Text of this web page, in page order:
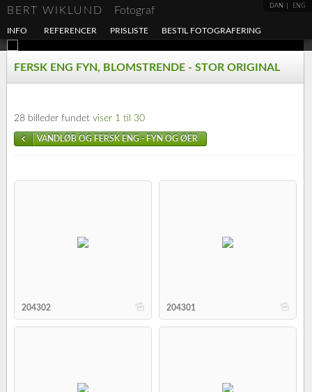
DAN ENG
BERT WIKLUND Fotograf
INFO REFERENCER PRISLISTE BESTIL FOTOGRAFERING
FERSK ENG FYN, BLOMSTRENDE - STOR ORIGINAL
28 billeder fundet viser 1 til 30
VANDLØB OG FERSK ENG - FYN OG ØER
b
204302 b
204301